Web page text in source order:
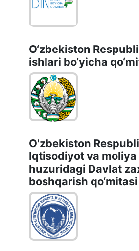
O‘zbekiston
ishlаri bo‘yichа
O'zbekiston
Iqtisodiyot va
huzuridаgi Dаvlаt
boshqаrish qo‘mitаsi